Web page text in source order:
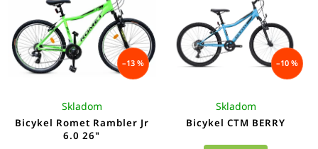
–13 %
Bicykel Romet Rambler Jr
6.0 26"
Skladom
–10 %
Bicykel CTM BERRY
Skladom